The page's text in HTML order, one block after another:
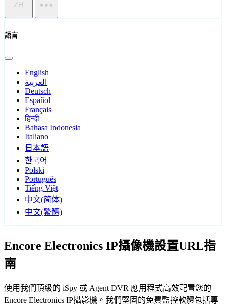
ZH
語言
English
العربية
Deutsch
Español
Français
हिन्दी
Bahasa Indonesia
Italiano
日本語
한국어
Polski
Português
Tiếng Việt
中文(简体)
中文(繁體)
Encore Electronics IP攝像機設置URL指
南
使用我們頂級的 iSpy 或 Agent DVR 應用程式高效配置您的
Encore Electronics IP攝影機。我們堅固的免費監控軟體包括專